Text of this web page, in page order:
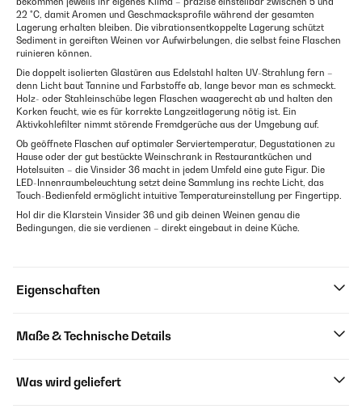
22 °C, damit Aromen und Geschmacksprofile während der gesamten
Lagerung erhalten bleiben. Die vibrationsentkoppelte Lagerung schützt
Sediment in gereiften Weinen vor Aufwirbelungen, die selbst feine Flaschen
ruinieren können.
Die doppelt isolierten Glastüren aus Edelstahl halten UV-Strahlung fern –
denn Licht baut Tannine und Farbstoffe ab, lange bevor man es schmeckt.
Holz- oder Stahleinschübe legen Flaschen waagerecht ab und halten den
Korken feucht, wie es für korrekte Langzeitlagerung nötig ist. Ein
Aktivkohlefilter nimmt störende Fremdgerüche aus der Umgebung auf.
Ob geöffnete Flaschen auf optimaler Serviertemperatur, Degustationen zu
Hause oder der gut bestückte Weinschrank in Restaurantküchen und
Hotelsuiten – die Vinsider 36 macht in jedem Umfeld eine gute Figur. Die
LED-Innenraumbeleuchtung setzt deine Sammlung ins rechte Licht, das
Touch-Bedienfeld ermöglicht intuitive Temperatureinstellung per Fingertipp.
Hol dir die Klarstein Vinsider 36 und gib deinen Weinen genau die
Bedingungen, die sie verdienen – direkt eingebaut in deine Küche.
Eigenschaften
Maße & Technische Details
Was wird geliefert